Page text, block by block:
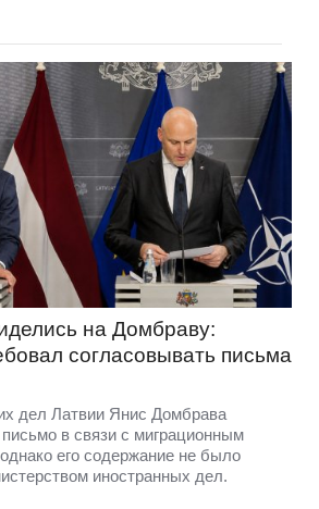
на Домбраву:
согласовывать письма
дел Латвии Янис Домбрава
в связи с миграционным
его содержание не было
иностранных дел.